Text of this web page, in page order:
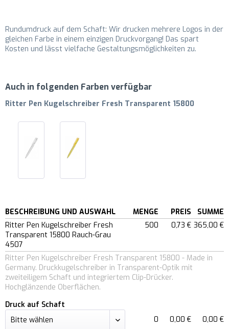
Rundumdruck auf dem Schaft: Wir drucken mehrere Logos in der
gleichen Farbe in einem einzigen Druckvorgang! Das spart
Kosten und lässt vielfache Gestaltungsmöglichkeiten zu.
Auch in folgenden Farben verfügbar
Ritter Pen Kugelschreiber Fresh Transparent 15800
BESCHREIBUNG UND AUSWAHL MENGE PREIS
SUMME
Ritter Pen Kugelschreiber Fresh
Transparent 15800 Rauch-Grau
4507
500 0,73 € 365,00 €
Ritter Pen Kugelschreiber Fresh Transparent 15800 - Made in
Germany. Druckkugelschreiber in Transparent-Optik mit
zweiteiligem Schaft und integriertem Clip-Drücker.
Hochglänzende Oberflächen.
Druck auf Schaft
0
0,00 € 0,00 €